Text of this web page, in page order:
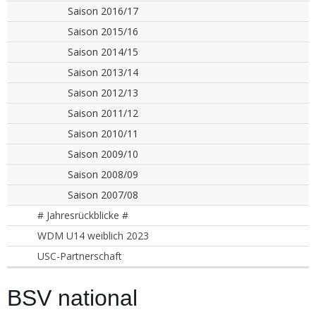
Saison 2016/17
Saison 2015/16
Saison 2014/15
Saison 2013/14
Saison 2012/13
Saison 2011/12
Saison 2010/11
Saison 2009/10
Saison 2008/09
Saison 2007/08
# Jahresrückblicke #
WDM U14 weiblich 2023
USC-Partnerschaft
BSV national